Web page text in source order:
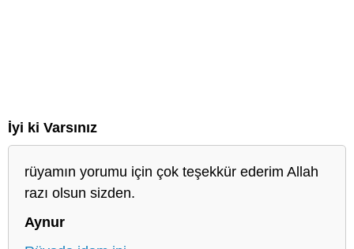
İyi ki Varsınız
rüyamın yorumu için çok teşekkür ederim Allah
razı olsun sizden.
Aynur